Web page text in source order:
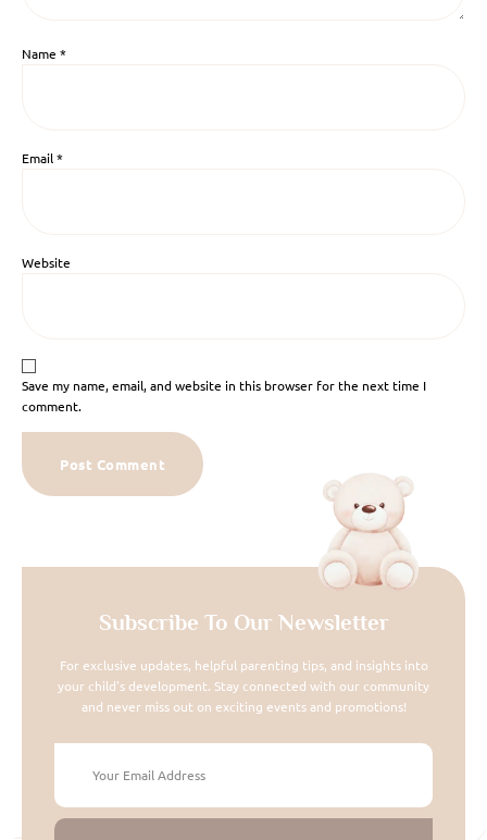
Name *
Email*
Website
Save my name, email, and website in this browser for the next time I
comment.
Subscribe To Our Newsletter
For exclusive updates, helpful parenting tips, and insights into
your child's development. Stay connected with our community
and never miss out on exciting events and promotions!